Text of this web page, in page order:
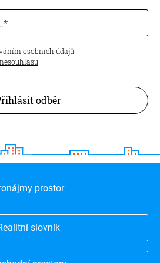
osobních údajů
odběr
prostor
slovník